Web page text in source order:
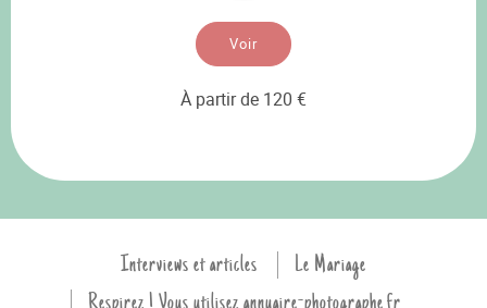
Voir
À partir de 120 €
Interviews et articles
Le Mariage